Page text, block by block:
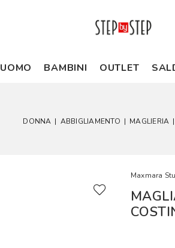
UOMO BAMBINI OUTLET
DONNA | ABBIGLIAMENTO | MAGLIERIA |
Maxmara